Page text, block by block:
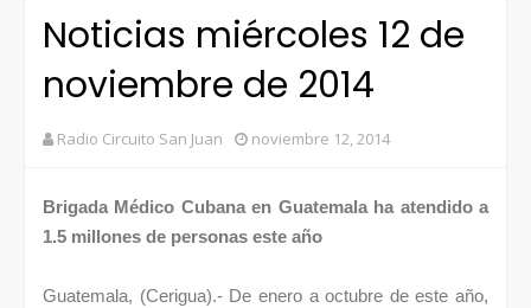
Noticias miércoles 12 de
noviembre de 2014
Radio Circuito San Juan noviembre 12, 2014
Brigada Médico Cubana en Guatemala ha atendido a
1.5 millones de personas este año
Guatemala, (Cerigua).- De enero a octubre de este año,